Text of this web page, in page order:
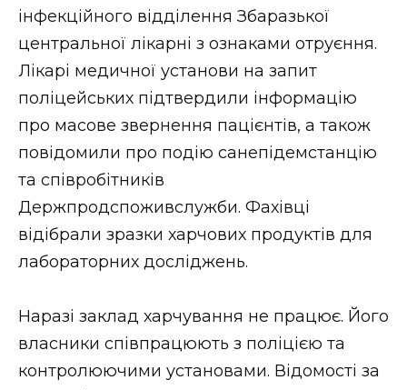
ФОТО
ВІДЕО
інфекційного відділення Збаразької
центральної лікарні з ознаками отруєння.
Лікарі медичної установи на запит
поліцейських підтвердили інформацію
про масове звернення пацієнтів, а також
повідомили про подію санепідемстанцію
та співробітників
Держпродспоживслужби. Фахівці
відібрали зразки харчових продуктів для
лабораторних досліджень.
Наразі заклад харчування не працює. Його
власники співпрацюють з поліцією та
контролюючими установами. Відомості за